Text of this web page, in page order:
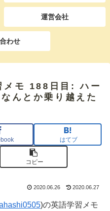
運営会社
わせ
モ 188日目: ハー
んとか乗り越えた
はてブ
コピー
2020.06.26 2020.06.27
)の英語学習メモ